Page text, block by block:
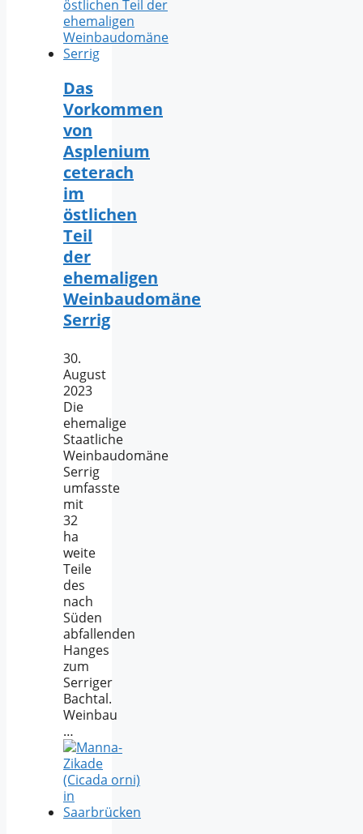
Das
Vorkommen
von
Asplenium
ceterach
im
östlichen
Teil
der
ehemaligen
Weinbaudomäne
Serrig
30.
August
2023
Die
ehemalige
Staatliche
Weinbaudomäne
Serrig
umfasste
mit
32
ha
weite
Teile
des
nach
Süden
abfallenden
Hanges
zum
Serriger
Bachtal.
Weinbau
…